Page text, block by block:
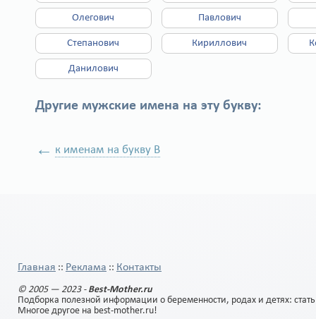
Олегович Павлович
Степанович Кириллович
Данилович
Другие мужские имена на эту букву:
← к именам на букву В
Главная :: Реклама :: Контакты
© 2005 — 2023 - Best-Mother.ru
Подборка полезной информации о беременности, родах и детях:
Многое другое на best-mother.ru!